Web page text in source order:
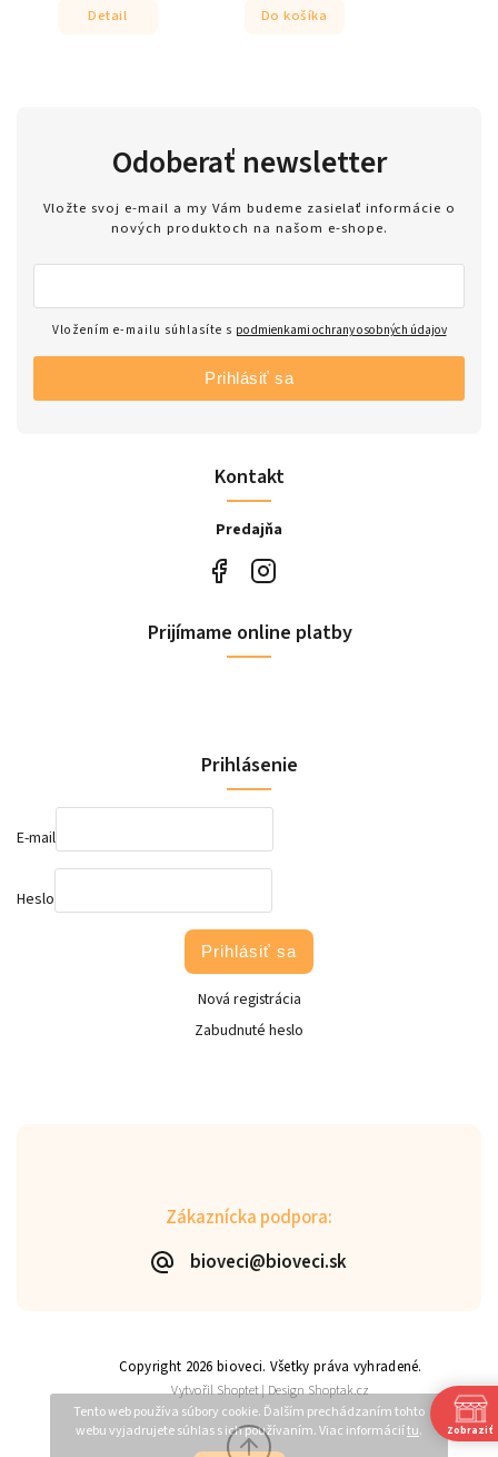
Tento web používa súbory cookie. Ďalším prechádzaním tohto
webu vyjadrujete súhlas s ich používaním. Viac informáciítu.
Detail Do košíka
Zákaznícka podpora:
bioveci@bioveci.sk
Kontakt
Predajňa
Odoberať newsletter
Vložte svoj e-mail a my Vám budeme zasielať informácie o
nových produktoch na našom e-shope.
Vložením e-mailu súhlasíte s podmienkami ochrany osobných údajov
Prihlásiť sa
Prijímame online platby
Prihlásenie
E-mail
Heslo
Prihlásiť sa
Nová registrácia
Zabudnuté heslo
Copyright 2026bioveci. Všetky práva vyhradené.
VytvořilShoptet| DesignShoptak.cz
Zobraziť